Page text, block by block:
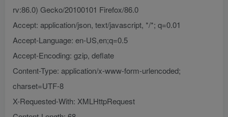
rv:86.0) Gecko/20100101 Firefox/86.0
Accept: application/json, text/javascript, */*; q=0.01
Accept-Language: en-US,en;q=0.5
Accept-Encoding: gzip, deflate
Content-Type: application/x-www-form-urlencoded;
charset=UTF-8
X-Requested-With: XMLHttpRequest